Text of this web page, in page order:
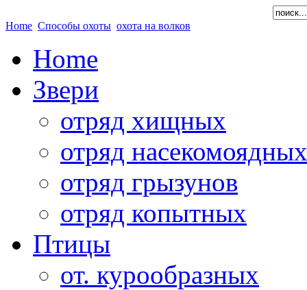
Home Способы охоты охота на волков
Home
Звери
отряд хищных
отряд насекомоядных
отряд грызунов
отряд копытных
Птицы
от. курообразных